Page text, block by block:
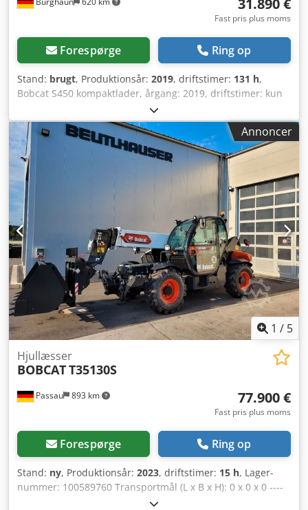
31.890 €
Fast pris plus moms
Forespørge Ring op
Stand: brugt, Produktionsår: 2019, driftstimer: 131 h,
Bobcat S450 kompaktlader, årgang: 2019, driftstimer: kun
131!, pallegaffel, skovl, motor: Kubota [36 kW/49 hk], vægt:
2.365 kg, tysk køretøj, 1. ejer, god stand, klar til øjeblikkelig
brug. På forespørgsel udarbejder vi gerne et leasing- eller
finansieringstilbud. Hr. Mihm (telefonnummer) står klar til
at hjælpe dig. Yderligere informationer findes på vores
hjemmeside. Med forbehold for fejl og mellemsalg! Bobcat
S450 minilæsser, år: 2019, timer: kun 131!, pallegaffel,
skovl, motor: Kubota [36 kW/49 hk], vægt: 2.365 kg, tysk
køretøj, førstehånds, god stand, klar til øjeblikkelig brug.
På anmodning kan vi tilbyde et leasing- eller
finansieringstilbud. Hr. Mihm (telefonnummer) hjælper dig
gerne. Yderligere informationer findes på vores
hjemmeside. Med forbehold for fejl og tidligere salg!
Hurtigkoblingssystem = Yderligere information = Cjdpfxey
T Uvts Alnsha Drivtype: Bælte Kontakt Tobias Ebert for
yderligere information.
Annoncer
1 / 5
Passau 893 km
Hjullæsser
BOBCATT35130S
77.900 €
Fast pris plus moms
Forespørge Ring op
Stand: ny, Produktionsår: 2023, driftstimer: 15 h, Lager­
nummer: 100589760 Transportmål (L x B x H): 0 x 0 x 0 ----
Klimaanlæg, bakkamera og omvendt blæser. Inkluderer